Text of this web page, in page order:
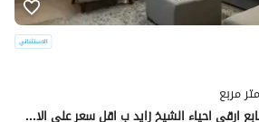
شقة للايجار في الحي السابع ارقي احياء الشيخ زايد ب اقل سعر علي الاطلاق مفروشة ومكيفة